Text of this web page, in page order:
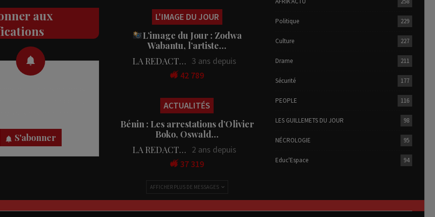
aux
S'abonner
L'IMAGE DU JOUR
L’image du Jour : Zodwa
Wabantu, l’artiste…
LA REDACTION 3 ans depuis
42 789
ACTUALITÉS
Bénin : Les arrestations d’Olivier
Boko, Oswald…
LA REDACTION
2 ans depuis
37 319
AFFICHER PLUS DE MESSAGES
Politique 229
Culture 227
Drame 211
Sécurité 177
PEOPLE 116
LES GUILLEMETS DU JOUR 98
NÉCROLOGIE 95
Educ'Espace 94